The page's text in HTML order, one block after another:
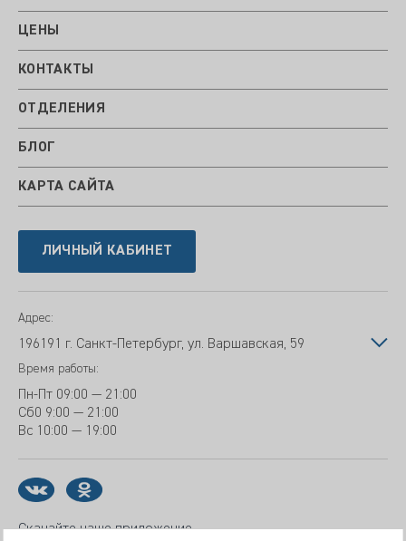
ЦЕНЫ
КОНТАКТЫ
ОТДЕЛЕНИЯ
БЛОГ
КАРТА САЙТА
ЛИЧНЫЙ КАБИНЕТ
Адрес:
196191 г. Санкт-Петербург, ул. Варшавская, 59
Время работы:
Пн-Пт 09:00 — 21:00
Сб0 9:00 — 21:00
Вс 10:00 — 19:00
Скачайте наше приложение